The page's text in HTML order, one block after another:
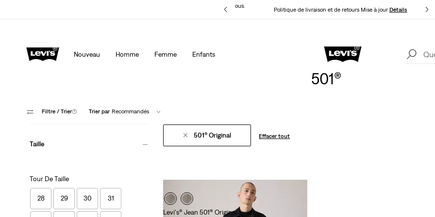
Politique de livraison et de retours Mise à jour Détails
Levi's App. Le meilleur de Levi’s®, sur mesure, spécialement pour vous.
Nouveau Homme Femme Enfants
Levi's App. Le meilleur de Levi’s®, sur mesure, spécialement pour vous.
Détails
501®
Filtre / Trier(1) Trier par Recommandés
Taille
Tour De Taille
28 29 30 31
501® Original Effacer tout
Levi's® Jean 501® Original